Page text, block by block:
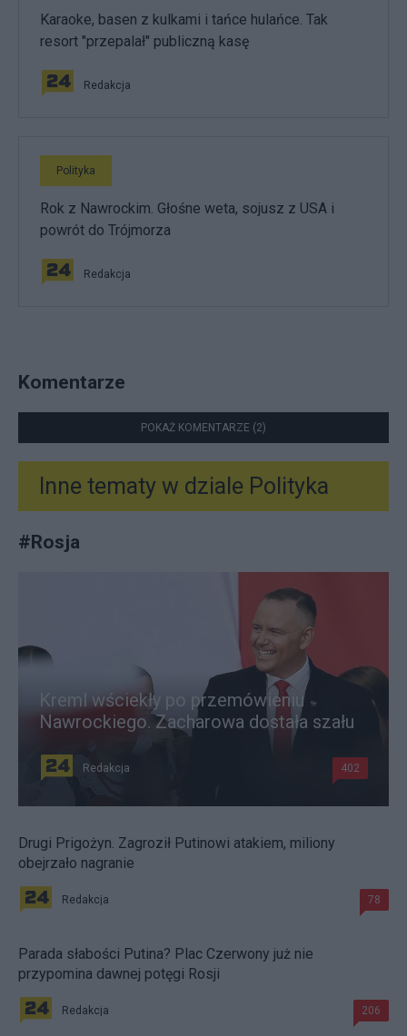
Karaoke, basen z kulkami i tańce hulańce. Tak
resort "przepalał" publiczną kasę
Redakcja
Polityka
Rok z Nawrockim. Głośne weta, sojusz z USA i
powrót do Trójmorza
Redakcja
Komentarze
POKAŻ KOMENTARZE (2)
Inne tematy w dziale Polityka
#Rosja
Kreml wściekły po przemówieniu
Nawrockiego. Zacharowa dostała szału
Redakcja 402
Drugi Prigożyn. Zagroził Putinowi atakiem, miliony
obejrzało nagranie
Redakcja 78
Parada słabości Putina? Plac Czerwony już nie
przypomina dawnej potęgi Rosji
Redakcja 206